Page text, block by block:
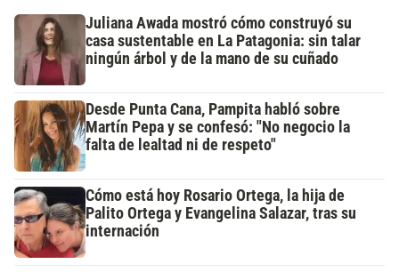
Juliana Awada mostró cómo construyó su
casa sustentable en La Patagonia: sin talar
ningún árbol y de la mano de su cuñado
Desde Punta Cana, Pampita habló sobre
Martín Pepa y se confesó: "No negocio la
falta de lealtad ni de respeto"
Cómo está hoy Rosario Ortega, la hija de
Palito Ortega y Evangelina Salazar, tras su
internación